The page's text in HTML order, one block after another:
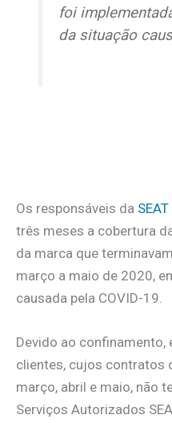
foi
da situação
Os responsáveis da SEAT
três meses a cobertura
da marca que
março a maio de 2020,
causada pela COVID-19.
Devido ao confinamento,
clientes, cujos contratos
março, abril e maio, não
Serviços Autorizados